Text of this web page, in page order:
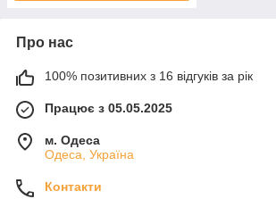
Про нас
100% позитивних з 16 відгуків за рік
Працює з 05.05.2025
м. Одеса
Одеса, Україна
Контакти